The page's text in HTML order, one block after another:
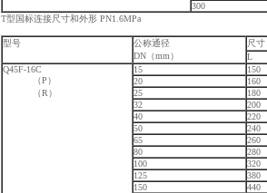
300
T型国标连接尺寸和外形 PN1.6MPa
型号
公称通径
DN（mm）
尺寸
L
Q45F-16C
（P）
（R）
15 150
20
160
25
180
32
200
40
220
50
240
65
260
80
280
100
320
125
380
150
440